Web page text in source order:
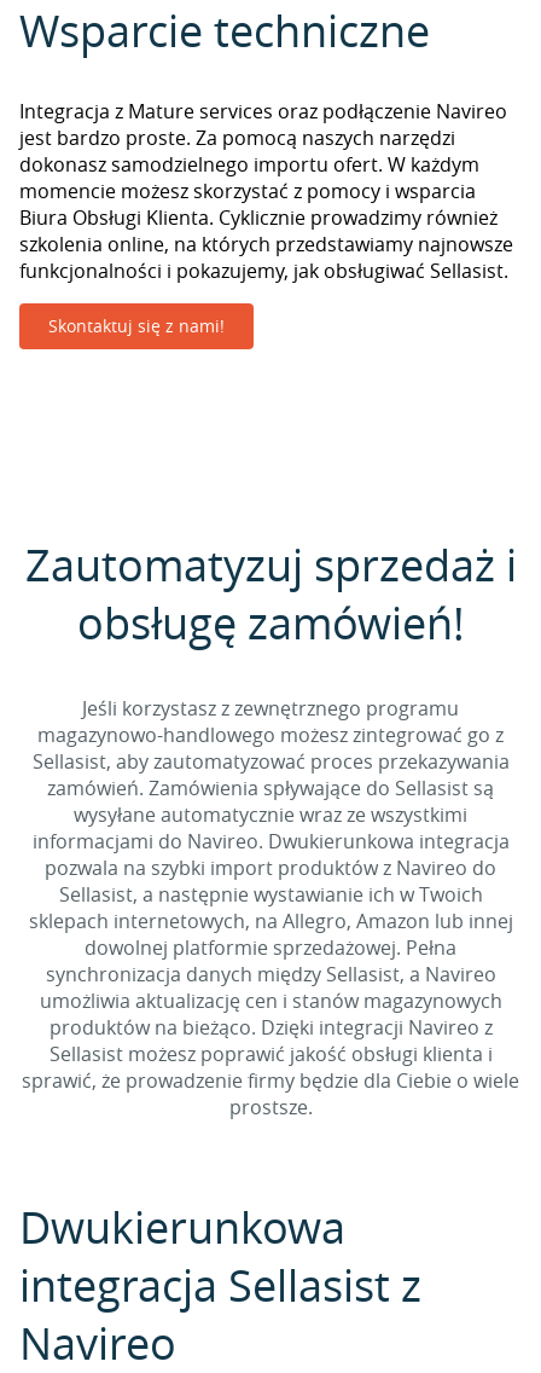
Wsparcie techniczne
Integracja z Mature services oraz podłączenie Navireo
jest bardzo proste. Za pomocą naszych narzędzi
dokonasz samodzielnego importu ofert. W każdym
momencie możesz skorzystać z pomocy i wsparcia
Biura Obsługi Klienta. Cyklicznie prowadzimy również
szkolenia online, na których przedstawiamy najnowsze
funkcjonalności i pokazujemy, jak obsługiwać Sellasist.
Skontaktuj się z nami!
Zautomatyzuj sprzedaż i
obsługę zamówień!
Jeśli korzystasz z zewnętrznego programu
magazynowo-handlowego możesz zintegrować go z
Sellasist, aby zautomatyzować proces przekazywania
zamówień. Zamówienia spływające do Sellasist są
wysyłane automatycznie wraz ze wszystkimi
informacjami do Navireo. Dwukierunkowa integracja
pozwala na szybki import produktów z Navireo do
Sellasist, a następnie wystawianie ich w Twoich
sklepach internetowych, na Allegro, Amazon lub innej
dowolnej platformie sprzedażowej. Pełna
synchronizacja danych między Sellasist, a Navireo
umożliwia aktualizację cen i stanów magazynowych
produktów na bieżąco. Dzięki integracji Navireo z
Sellasist możesz poprawić jakość obsługi klienta i
sprawić, że prowadzenie firmy będzie dla Ciebie o wiele
prostsze.
Dwukierunkowa
integracja Sellasist z
Navireo